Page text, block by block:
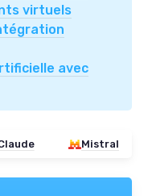
virtuels
avec
Mistral